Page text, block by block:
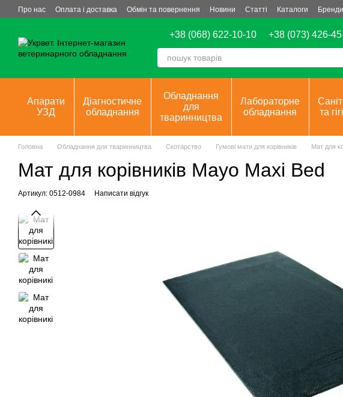
Перейти до основного контенту
Про нас Оплата і доставка Обмін та повернення Новини Статті Каталоги Бренди
+38 (068) 622-10-10 +38 (073) 426-
Апарати
УЗД
Діагностичне
обладнання
Обладнання
для
тваринництва
Лабораторне
обладнання
та
Головна Обладнання для тваринництва Скотарство Гумові мати для корівників Мат для
Мат для корівників Mayo Maxi Bed
Артикул: 0512-0984 Написати відгук